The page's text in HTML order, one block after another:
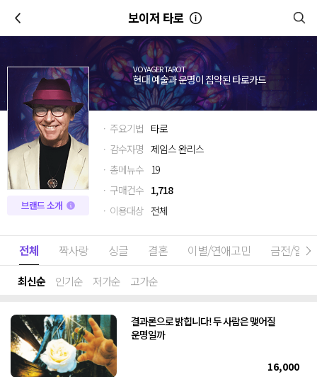
보이저 타로
VOYAGER TAROT
현대 예술과 운명이 집약된 타로카드
브랜드 소개
· 주요기법 타로
· 감수자명 제임스 완리스
· 총메뉴수 19
· 구매건수 1,718
· 이용대상 전체
전체 짝사랑 싱글 결혼 이별/연애고민 금전/일
최신순 인기순 저가순 고가순
결과론으로 밝힙니다! 두 사람은 맺어질
운명일까
16,000